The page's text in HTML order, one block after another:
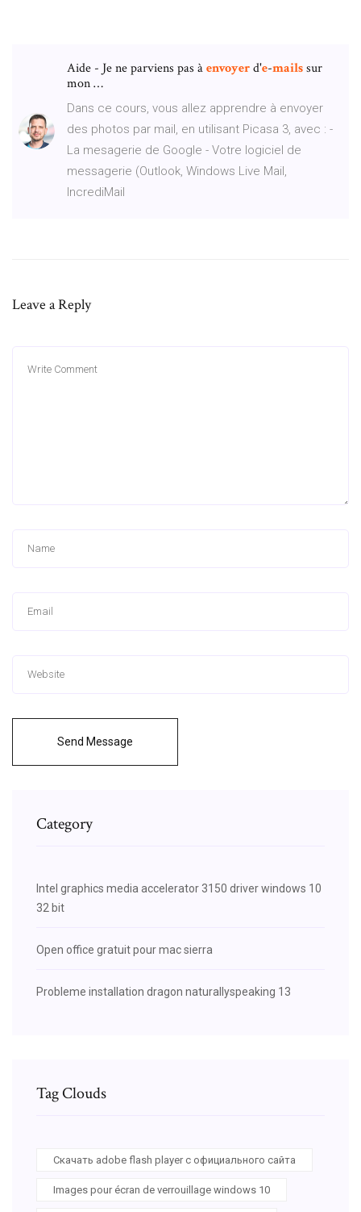
Aide - Je ne parviens pas àenvoyerd'e-mailssur
mon …
Dans ce cours, vous allez apprendre à envoyer
des photos par mail, en utilisant Picasa 3, avec : -
La mesagerie de Google - Votre logiciel de
messagerie (Outlook, Windows Live Mail,
IncrediMail
Leave a Reply
Send Message
Category
Intel graphics media accelerator 3150 driver windows 10
32 bit
Open office gratuit pour mac sierra
Probleme installation dragon naturallyspeaking 13
Tag Clouds
Скачать adobe flash player с официального сайта
Images pour écran de verrouillage windows 10